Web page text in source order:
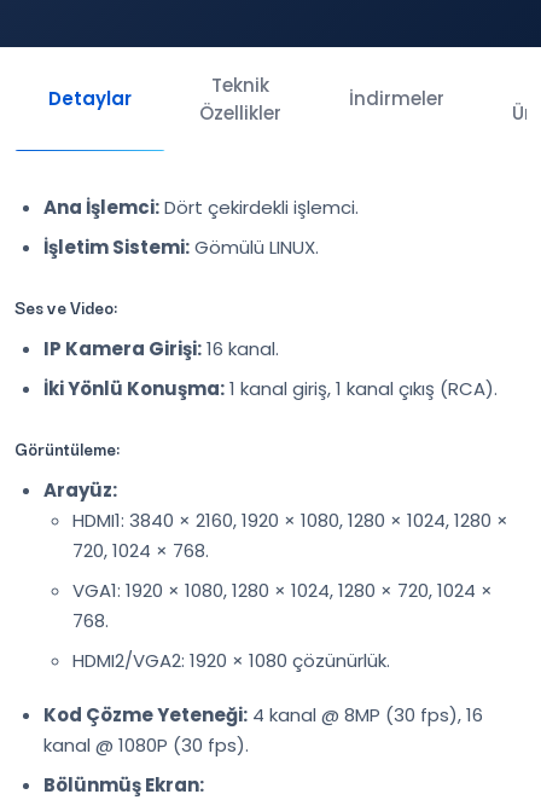
Detaylar
Teknik
Özellikler
İndirmeler
Ana İşlemci:Dört çekirdekli işlemci.
İşletim Sistemi:Gömülü LINUX.
Ses ve Video:
IP Kamera Girişi:16 kanal.
İki Yönlü Konuşma:1 kanal giriş, 1 kanal çıkış (RCA).
Görüntüleme:
Arayüz:
HDMI1: 3840 × 2160, 1920 × 1080, 1280 × 1024, 1280 ×
720, 1024 × 768.
VGA1: 1920 × 1080, 1280 × 1024, 1280 × 720, 1024 ×
768.
HDMI2/VGA2: 1920 × 1080 çözünürlük.
Kod Çözme Yeteneği: 4 kanal @ 8MP (30 fps), 16
kanal @ 1080P (30 fps).
Bölünmüş Ekran: